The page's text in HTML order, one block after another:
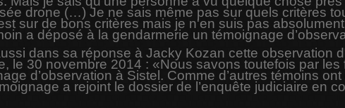
drone (…) Je ne sais même pas sur quels critères
sur de bons critères mais je n'en suis pas
a déposé à la gendarmerie un témoignage
dans sa réponse à Jacky Kozan cette observation
le 30 novembre 2014 : «Nous savons toutefois par les
d’observation à Sistel. Comme d’autres témoins
a rejoint le dossier de l’enquête judiciaire en